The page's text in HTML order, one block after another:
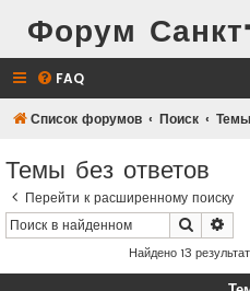
Форум
FAQ
Список форумов Поиск
Темы без ответов
Перейти к расширенному поиску
Поиск
Найдено 13